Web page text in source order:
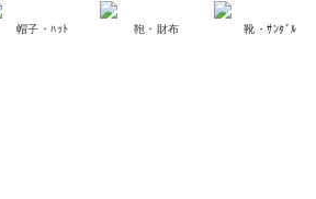
帽子・ﾊｯﾄ 鞄・財布 靴・ｻﾝﾀﾞﾙ